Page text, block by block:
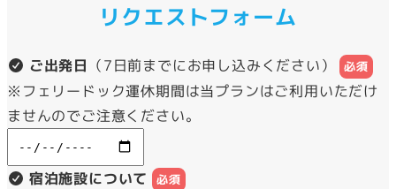
リクエストフォーム
ご出発日 （7日前までにお申し込みください） 必須
※フェリードック運休期間は当プランはご利用いただけ
ませんのでご注意ください。
宿泊施設について 必須